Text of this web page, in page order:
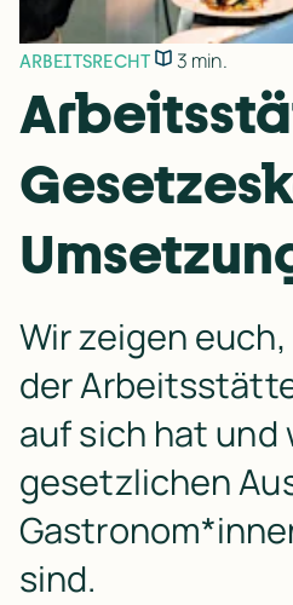
ARBEITSRECHT 3 min.
Wir zeigen
der
auf sich hat und
gesetzlichen
sind.